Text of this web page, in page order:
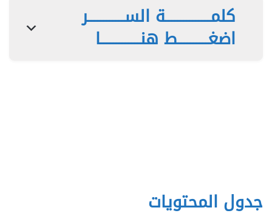
كلمـــــــــــــــة الســــــــــــر
اضغــــــــــط هنـــــــــــــا
جدول المحتويات